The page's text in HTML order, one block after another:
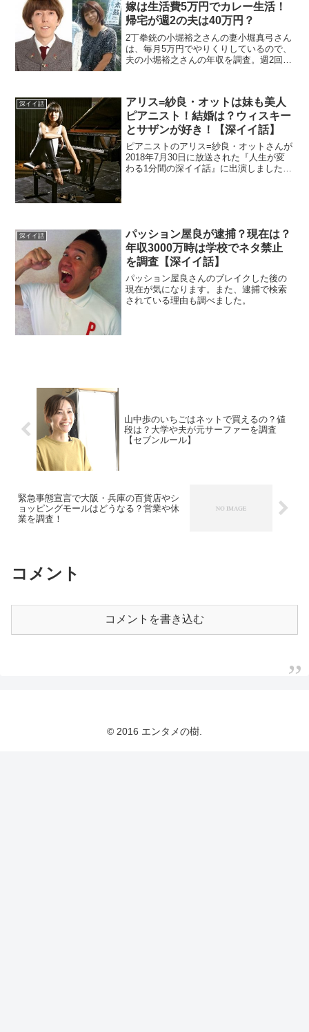
嫁は生活費5万円でカレー生活！
帰宅が週2の夫は40万円？
2丁拳銃の小堀裕之さんの妻小堀真弓さん
は、毎月5万円でやりくりしているので、
夫の小堀裕之さんの年収を調査。週2回し
深イイ話
アリス=紗良・オットは妹も美人
ピアニスト！結婚は？ウィスキー
とサザンが好き！【深イイ話】
ピアニストのアリス=紗良・オットさんが
2018年7月30日に放送された『人生が変
わる1分間の深イイ話』に出演しました。
深イイ話
パッション屋良が逮捕？現在は？
年収3000万時は学校でネタ禁止
を調査【深イイ話】
パッション屋良さんのブレイクした後の
現在が気になります。また、逮捕で検索
されている理由も調べました。
山中歩のいちごはネットで買えるの？値
段は？大学や夫が元サーファーを調査
【セブンルール】
緊急事態宣言で大阪・兵庫の百貨店やシ
ョッピングモールはどうなる？営業や休
業を調査！
コメント
コメントを書き込む
© 2016 エンタメの樹.